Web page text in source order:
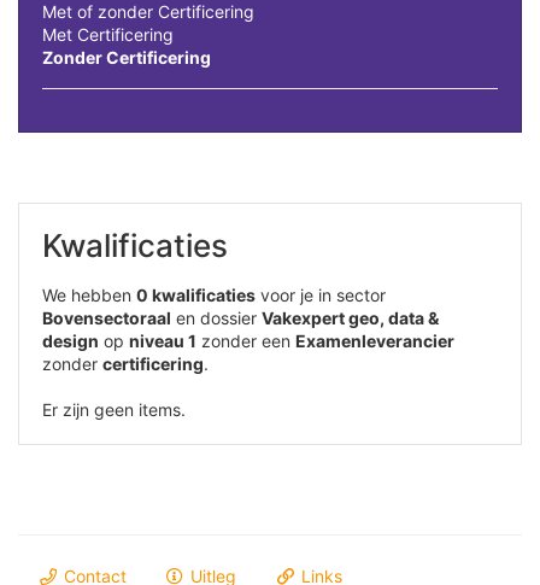
Met of zonder Certificering
Met Certificering
Zonder Certificering
Kwalificaties
We hebben 0 kwalificaties voor je in sector
Bovensectoraal en dossier Vakexpert geo, data &
design op niveau 1 zonder een Examenleverancier
zonder certificering.
Er zijn geen items.
Contact Uitleg Links